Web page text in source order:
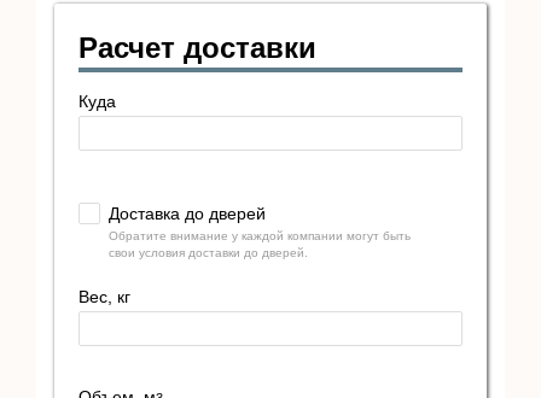
Расчет доставки
Куда
Доставка до дверей
Обратите внимание у каждой компании могут быть
свои условия доставки до дверей.
Вес, кг